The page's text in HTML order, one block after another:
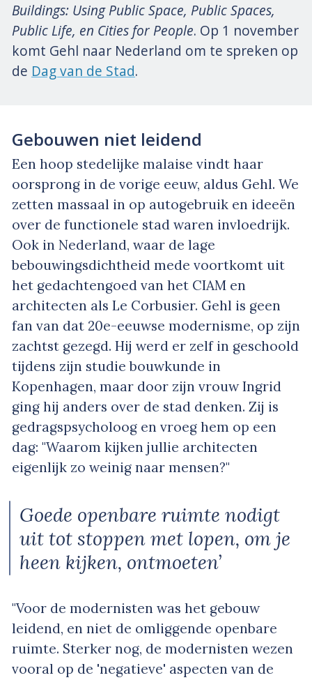
Buildings: Using Public Space, Public Spaces,
Public Life, en Cities for People. Op 1 november
komt Gehl naar Nederland om te spreken op
de Dag van de Stad.
Gebouwen niet leidend
Een hoop stedelijke malaise vindt haar
oorsprong in de vorige eeuw, aldus Gehl. We
zetten massaal in op autogebruik en ideeën
over de functionele stad waren invloedrijk.
Ook in Nederland, waar de lage
bebouwingsdichtheid mede voortkomt uit
het gedachtengoed van het CIAM en
architecten als Le Corbusier. Gehl is geen
fan van dat 20e-eeuwse modernisme, op zijn
zachtst gezegd. Hij werd er zelf in geschoold
tijdens zijn studie bouwkunde in
Kopenhagen, maar door zijn vrouw Ingrid
ging hij anders over de stad denken. Zij is
gedragspsycholoog en vroeg hem op een
dag: "Waarom kijken jullie architecten
eigenlijk zo weinig naar mensen?"
Goede openbare ruimte nodigt
uit tot stoppen met lopen, om je
heen kijken, ontmoeten’
"Voor de modernisten was het gebouw
leidend, en niet de omliggende openbare
ruimte. Sterker nog, de modernisten wezen
vooral op de 'negatieve' aspecten van de